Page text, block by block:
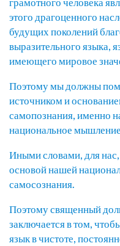
этого драгоценного
будущих поколений
выразительного языка,
имеющего мировое
Поэтому мы должны
источником и
самопознания, именно
национальное
Иными словами, для
основой нашей
самосознания.
Поэтому священный
заключается в том,
язык в чистоте,